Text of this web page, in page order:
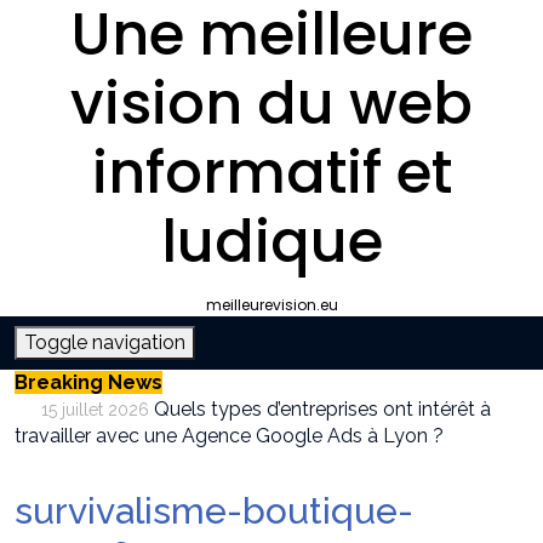
Une meilleure
vision du web
informatif et
ludique
meilleurevision.eu
Toggle navigation
Breaking News
15 juillet 2026 Quels types d’entreprises ont intérêt à
travailler avec une Agence Google Ads à Lyon ?
12 juin 2026 Survivalisme boutique : où acheter son
survivalisme-boutique-